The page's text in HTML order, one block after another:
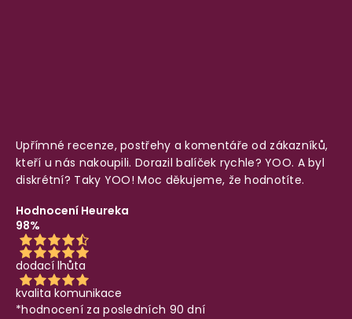
Upřímné recenze, postřehy a komentáře od zákazníků,
kteří u nás nakoupili. Dorazil balíček rychle? YOO. A byl
diskrétní? Taky YOO! Moc děkujeme, že hodnotíte.
Hodnocení Heureka
98%
dodací lhůta
kvalita komunikace
*hodnocení za posledních 90 dní